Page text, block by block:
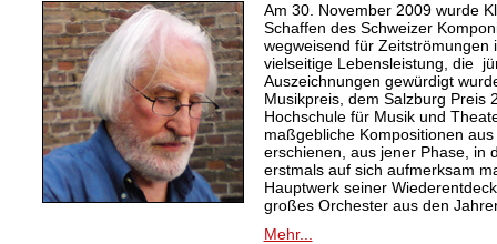
Am 30. November 2009 wurde
Schaffen des Schweizer
wegweisend für Zeitströmungen
vielseitige Lebensleistung, die
Auszeichnungen gewürdigt
Musikpreis, dem Salzburg Preis
Hochschule für Musik und
maßgebliche Kompositionen
erschienen, aus jener Phase, in
erstmals auf sich aufmerksam
Hauptwerk seiner
großes Orchester aus den
Mehr...